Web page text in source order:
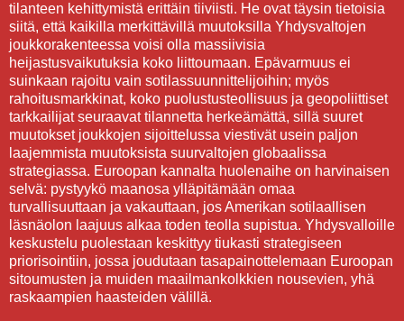
tilanteen kehittymistä erittäin tiiviisti. He ovat täysin tietoisia
siitä, että kaikilla merkittävillä muutoksilla Yhdysvaltojen
joukkorakenteessa voisi olla massiivisia
heijastusvaikutuksia koko liittoumaan. Epävarmuus ei
suinkaan rajoitu vain sotilassuunnittelijoihin; myös
rahoitusmarkkinat, koko puolustusteollisuus ja geopoliittiset
tarkkailijat seuraavat tilannetta herkeämättä, sillä suuret
muutokset joukkojen sijoittelussa viestivät usein paljon
laajemmista muutoksista suurvaltojen globaalissa
strategiassa. Euroopan kannalta huolenaihe on harvinaisen
selvä: pystyykö maanosa ylläpitämään omaa
turvallisuuttaan ja vakauttaan, jos Amerikan sotilaallisen
läsnäolon laajuus alkaa toden teolla supistua. Yhdysvalloille
keskustelu puolestaan keskittyy tiukasti strategiseen
priorisointiin, jossa joudutaan tasapainottelemaan Euroopan
sitoumusten ja muiden maailmankolkkien nousevien, yhä
raskaampien haasteiden välillä.